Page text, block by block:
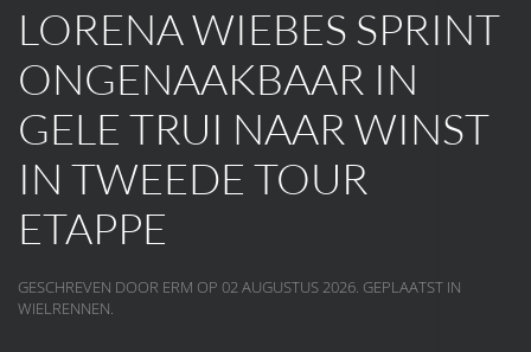
LORENA WIEBES SPRINT
ONGENAAKBAAR IN
GELE TRUI NAAR WINST
IN TWEEDE TOUR
ETAPPE
GESCHREVEN DOOR ERM OP 02 AUGUSTUS 2026. GEPLAATST IN
WIELRENNEN.